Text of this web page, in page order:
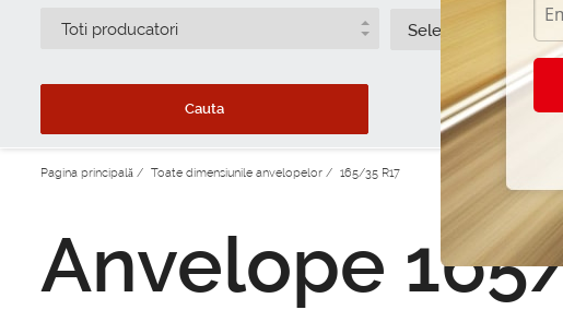
Toti producatori
Selecteaza
Cauta
Pagina principală / Toate dimensiunile anvelopelor / 165/35 R17
Anvelope